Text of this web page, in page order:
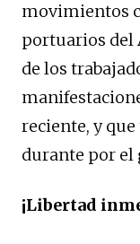
movimientos
portuarios del
de los
reciente, y
durante por el
¡Libertad